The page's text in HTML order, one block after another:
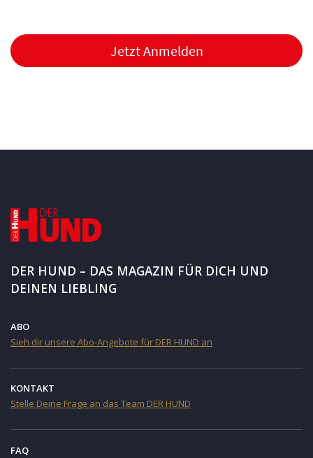
Jetzt Anmelden
DER HUND – DAS MAGAZIN FÜR DICH UND
DEINEN LIEBLING
ABO
Sieh dir unsere Abo-Angebote für DER HUND an
KONTAKT
Stelle Deine Frage an das Team DER HUND
FAQ